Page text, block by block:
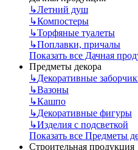
↳Летний душ
↳Компостеры
↳Торфяные туалеты
↳Поплавки, причалы
Показать все Дачная
Предметы декора
↳Декоративные
↳Вазоны
↳Кашпо
↳Декоративные фигуры
↳Изделия с подсветкой
Показать все Предметы
Строительная продукция